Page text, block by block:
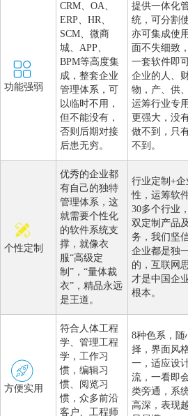
功能强弱
CRM、OA、
ERP、HR、
SCM、微商
城、APP、
BPM等高度集
成，整套企业
管理体系，可
以临时不用，
但不能没有，
否则后期对接
后患无穷。
提供一体化
统，可分割
亦可集成使
面不失细致
一套软件即
企业的人、财
物，产、供
运筹行业专
更强大，没
做不到，只
不到。
个性定制
优秀的企业都
有自己的独特
管理体系，这
就需要个性化
的软件系统支
撑，就像衣
服“高级定
制”，“量体裁
衣”，精品永远
是王道。
行业定制+企
性，运筹软
30多个行业
双定制产品
务，我们坚
企业都是独
的，互联网
才是中国企
根本。
方便实用
符合人体工程
学、管理工程
学，工作习
惯，编辑习
惯、阅览习
惯，众多前沿
客户、工程师
8种色系，随
择，界面风
一，适应设
流，一看即
类旁通，系
高深，表现